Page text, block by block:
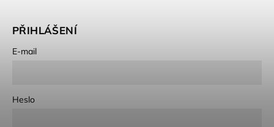
PŘIHLÁŠENÍ
E-mail
Heslo